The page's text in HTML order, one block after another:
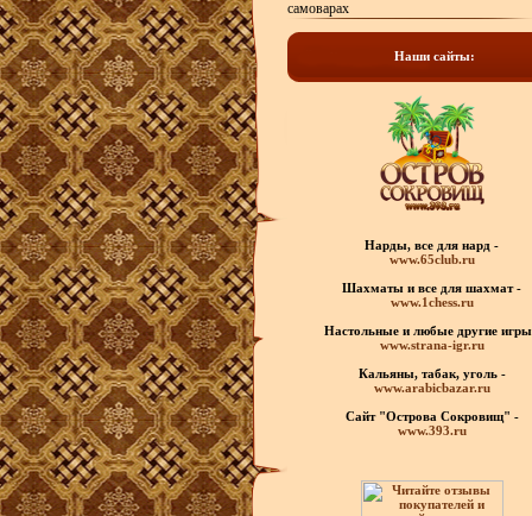
самоварах
Наши сайты:
Нарды, все для нард -
www.65club.ru
Шахматы и все для шахмат -
www.1chess.ru
Настольные и любые другие
www.strana-igr.ru
Кальяны, табак, уголь -
www.arabicbazar.ru
Сайт "Острова Сокровищ" -
www.393.ru